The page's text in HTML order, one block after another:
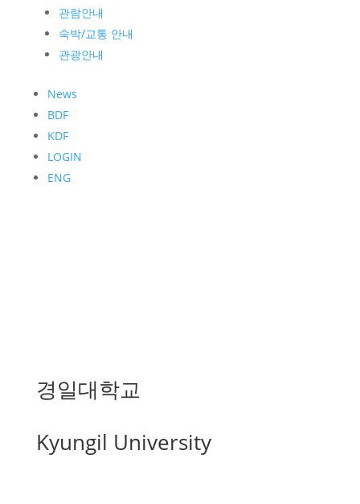
관람안내
숙박/교통 안내
관광안내
News
BDF
KDF
LOGIN
ENG
경일대학교
Kyungil University